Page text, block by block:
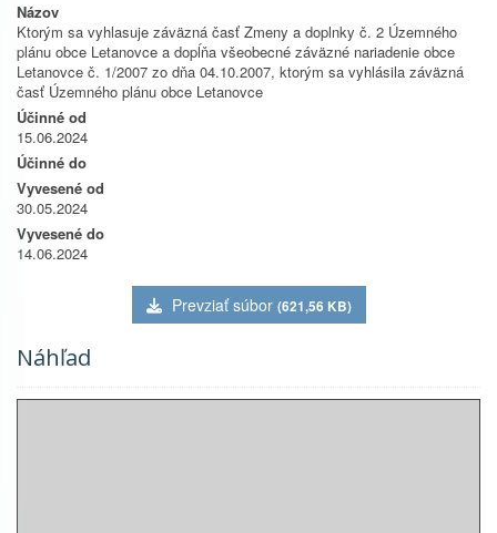
Názov
Ktorým sa vyhlasuje záväzná časť Zmeny a doplnky č. 2 Územného
plánu obce Letanovce a dopĺňa všeobecné záväzné nariadenie obce
Letanovce č. 1/2007 zo dňa 04.10.2007, ktorým sa vyhlásila záväzná
časť Územného plánu obce Letanovce
Účinné od
15.06.2024
Účinné do
Vyvesené od
30.05.2024
Vyvesené do
14.06.2024
Prevziať súbor (621,56 KB)
Náhľad